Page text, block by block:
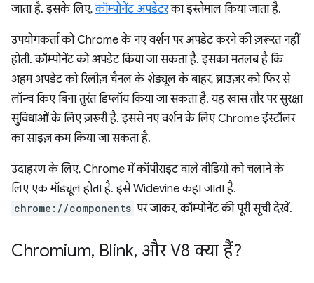
जाता है. इसके लिए,कॉम्पोनेंट अपडेटरका इस्तेमाल किया जाता है.
उपयोगकर्ता को Chrome के नए वर्शन पर अपडेट करने की ज़रूरत नहीं
होती. कॉम्पोनेंट को अपडेट किया जा सकता है. इसका मतलब है कि
अहम अपडेट को रिलीज़ चैनल के शेड्यूल के बाहर, ब्राउज़र को फिर से
लॉन्च किए बिना तुरंत डिप्लॉय किया जा सकता है. यह खास तौर पर सुरक्षा
सुविधाओं के लिए ज़रूरी है. इससे नए वर्शन के लिए Chrome इंस्टॉलर
का साइज़ कम किया जा सकता है.
उदाहरण के लिए, Chrome में कॉपीराइट वाले वीडियो को चलाने के
लिए एक मॉड्यूल होता है. इसे Widevine कहा जाता है.
chrome://components पर जाकर, कॉम्पोनेंट की पूरी सूची देखें.
Chromium, Blink, और V8 क्या हैं?